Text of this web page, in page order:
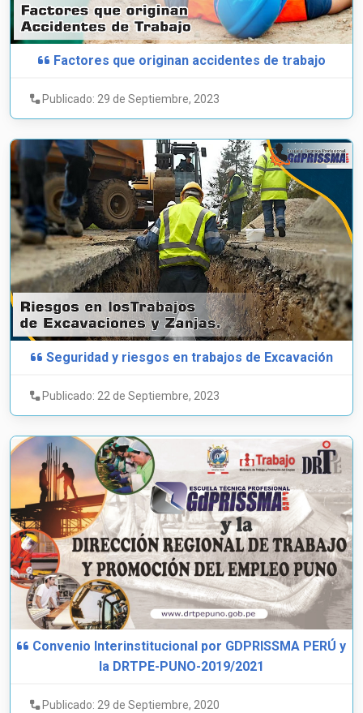
Factores que originan accidentes de trabajo
Publicado: 29 de Septiembre, 2023
Seguridad y riesgos en trabajos de Excavación
Publicado: 22 de Septiembre, 2023
Convenio Interinstitucional por GDPRISSMA PERÚ y
la DRTPE-PUNO-2019/2021
Publicado: 29 de Septiembre, 2020